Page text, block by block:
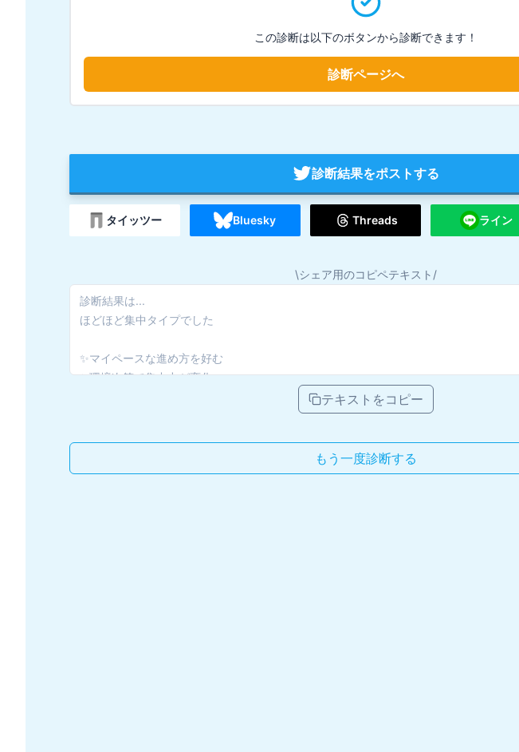
この診断は以下のボタンから診断できます！
診断ページへ
診断結果をポストする
タイッツー Bluesky Threads ライン
\シェア用のコピペテキスト/
テキストをコピー
もう一度診断する